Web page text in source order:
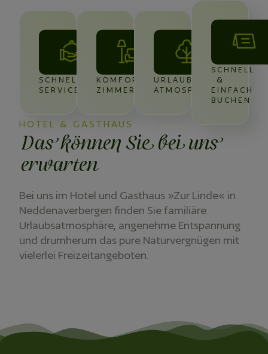
SCHNELLER
SERVICE
KOMFORTABLE
ZIMMER
URLAUBS-
ATMOSPHÄRE
SCHNELL
&
EINFACH
BUCHEN
HOTEL & GASTHAUS
Das können Sie bei uns
erwarten
Bei uns im Hotel und Gasthaus »Zur Linde« in
Neddenaverbergen finden Sie familiäre
Urlaubsatmosphäre, angenehme Entspannung
und drumherum das pure Naturvergnügen mit
vielerlei Freizeitangeboten.